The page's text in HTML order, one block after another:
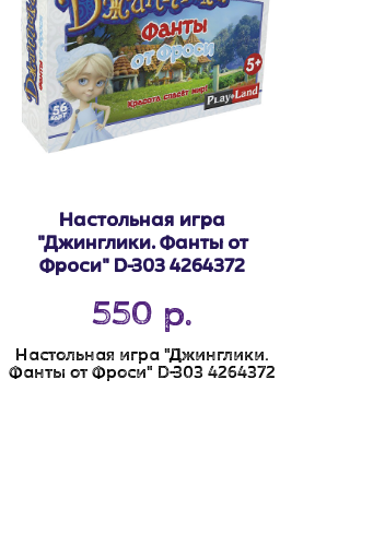
Настольная игра
"Джинглики. Фанты от
Фроси" D-303 4264372
550 р.
Настольная игра "Джинглики.
Фанты от Фроси" D-303 4264372